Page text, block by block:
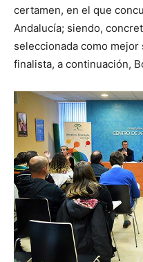
certamen, en el que
Andalucía; siendo,
seleccionada como
finalista, a continuación,